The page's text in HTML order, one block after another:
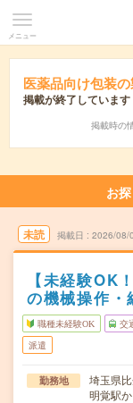
メニュー
医薬品向け包装
掲載が終了しています
掲載時の
お
未読 掲載日 2026/08/
【未経験OK
の機械操作
職種未経験OK 交
派遣
勤務地
埼玉県
明覚駅